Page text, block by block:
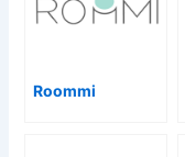
Roommi